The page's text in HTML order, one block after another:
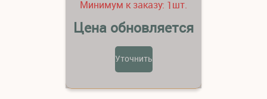
Минимум к заказу: 1шт.
Цена обновляется
Уточнить